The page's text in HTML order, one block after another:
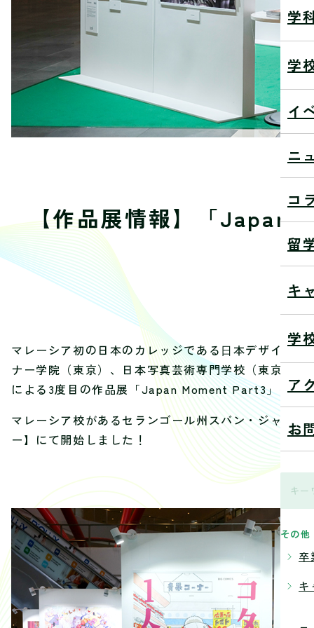
学
学
イ
ニ
コ
留
キ
学
ア
お
その他
卒
キ
【作品展情報】「Japan
マレーシア初の日本のカレッジである⽇本デザイナ
ナー学院（東京）、日本写真芸術専門学校（東京）
による3度目の作品展「Japan Moment Part3」をマ
マレーシア校があるセランゴール州スバン・ジャヤ
ー】にて開始しました！